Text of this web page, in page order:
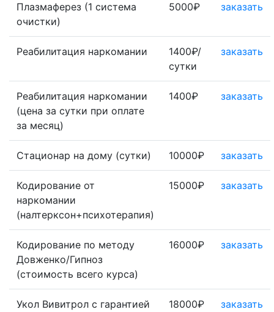
Плазмаферез (1 система
очистки)
5000₽ заказать
Реабилитация наркомании
1400₽/
сутки
заказать
Реабилитация наркомании
(цена за сутки при оплате
за месяц)
1400₽ заказать
Стационар на дому (сутки) 10000₽ заказать
Кодирование от
наркомании
(налтерксон+психотерапия)
15000₽ заказать
Кодирование по методу
Довженко/Гипноз
(стоимость всего курса)
16000₽ заказать
Укол Вивитрол с гарантией
18000₽ заказать